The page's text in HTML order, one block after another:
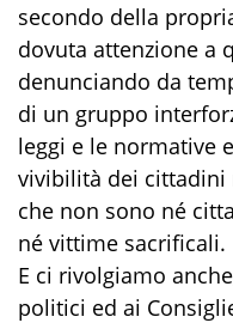
secondo della
dovuta attenzione a
denunciando da
di un gruppo
leggi e le normative
vivibilità dei cittadini
che non sono né
né vittime sacrificali.
E ci rivolgiamo
politici ed ai